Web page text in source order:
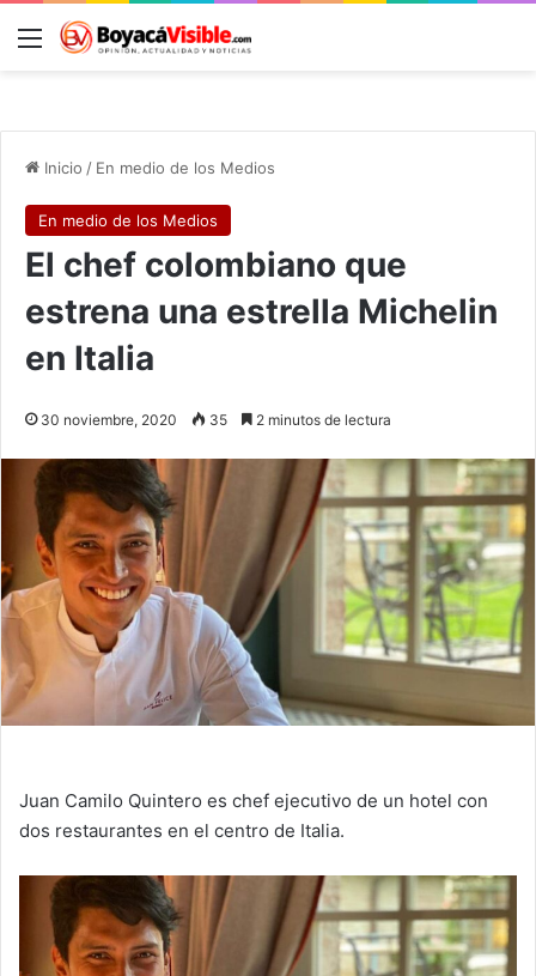
Menú
Inicio / En medio de los Medios
En medio de los Medios
El chef colombiano que
estrena una estrella Michelin
en Italia
30 noviembre, 2020 35 2 minutos de lectura
Juan Camilo Quintero es chef ejecutivo de un hotel con
dos restaurantes en el centro de Italia.